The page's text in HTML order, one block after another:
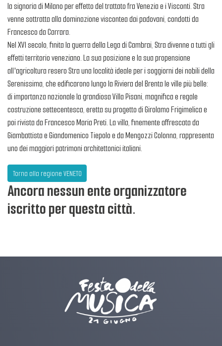
la signoria di Milano per effetto del trattato fra Venezia e i Visconti. Stra
venne sottratta alla dominazione viscontea dai padovani, condotti da
Francesco da Carrara.
Nel XVI secolo, finita la guerra della Lega di Cambrai, Stra divenne a tutti gli
effetti territorio veneziano. La sua posizione e la sua propensione
all'agricoltura resero Stra una località ideale per i soggiorni dei nobili della
Serenissima, che edificarono lungo la Riviera del Brenta le ville più belle:
di importanza nazionale la grandiosa Villa Pisani, magnifica e regale
costruzione settecentesca, eretta su progetto di Girolamo Frigimelica e
poi rivista da Francesco Maria Preti. La villa, finemente affrescata da
Giambattista e Giandomenico Tiepolo e da Mengozzi Colonna, rappresenta
uno dei maggiori patrimoni architettonici italiani.
Torna alla regione VENETO
Ancora nessun ente organizzatore
iscritto per questa città.